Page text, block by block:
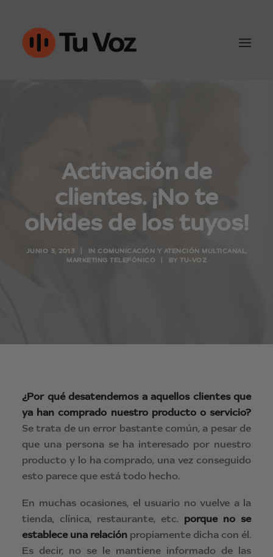
IA & Automatización
Conoce Tu-Voz
Contacto
Activación de
clientes. ¡No te
olvides de los tuyos!
JUNIO 3, 2013 IN COMUNICACIÓN Y ATENCIÓN MULTICANAL,
MARKETING TELEFÓNICO
BY TU-VOZ
¿Por qué desatendemos a aquellos clientes que
ya han comprado nuestro producto o servicio?
Se trata de un error bastante común, a pesar de
que una persona se ha interesado por nuestro
producto y lo ha comprado, una vez conseguido
esto parece que está todo hecho.
En muchas ocasiones, el usuario no vuelve a la
tienda, clínica, restaurante, etc. porque no se
establece una relación propiamente dicha con él.
Es decir, no se le mantiene informado de las